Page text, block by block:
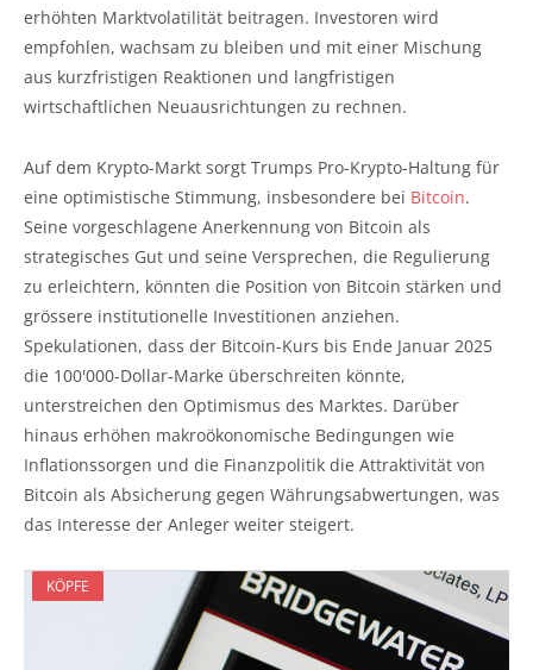
erhöhten Marktvolatilität beitragen. Investoren wird
empfohlen, wachsam zu bleiben und mit einer Mischung
aus kurzfristigen Reaktionen und langfristigen
wirtschaftlichen Neuausrichtungen zu rechnen.
Auf dem Krypto-Markt sorgt Trumps Pro-Krypto-Haltung für
eine optimistische Stimmung, insbesondere bei Bitcoin.
Seine vorgeschlagene Anerkennung von Bitcoin als
strategisches Gut und seine Versprechen, die Regulierung
zu erleichtern, könnten die Position von Bitcoin stärken und
grössere institutionelle Investitionen anziehen.
Spekulationen, dass der Bitcoin-Kurs bis Ende Januar 2025
die 100'000-Dollar-Marke überschreiten könnte,
unterstreichen den Optimismus des Marktes. Darüber
hinaus erhöhen makroökonomische Bedingungen wie
Inflationssorgen und die Finanzpolitik die Attraktivität von
Bitcoin als Absicherung gegen Währungsabwertungen, was
das Interesse der Anleger weiter steigert.
KÖPFE